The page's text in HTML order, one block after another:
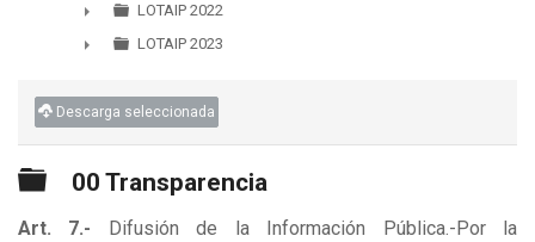
►
►
LOTAIP 2022
LOTAIP 2023
Descarga seleccionada
Carpeta
00 Transparencia
Art. 7.-
Difusión de la Información Pública.-Por la